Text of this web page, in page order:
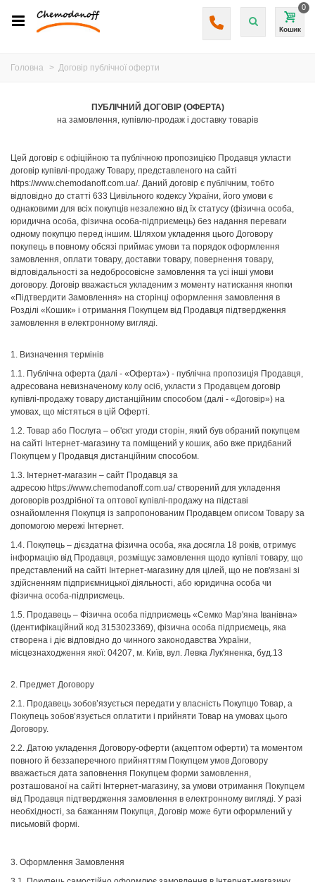
Кошик
0
Головна > Договір публічної оферти
ПУБЛІЧНИЙ ДОГОВІР (ОФЕРТА)
на замовлення, купівлю-продаж і доставку товарів
Цей договір є офіційною та публічною пропозицією Продавця укласти
договір купівлі-продажу Товару, представленого на сайті
https://www.chemodanoff.com.ua/. Даний договір є публічним, тобто
відповідно до статті 633 Цивільного кодексу України, його умови є
однаковими для всіх покупців незалежно від їх статусу (фізична особа,
юридична особа, фізична особа-підприємець) без надання переваги
одному покупцю перед іншим. Шляхом укладення цього Договору
покупець в повному обсязі приймає умови та порядок оформлення
замовлення, оплати товару, доставки товару, повернення товару,
відповідальності за недобросовісне замовлення та усі інші умови
договору. Договір вважається укладеним з моменту натискання кнопки
«Підтвердити Замовлення» на сторінці оформлення замовлення в
Розділі «Кошик» і отримання Покупцем від Продавця підтвердження
замовлення в електронному вигляді.
1. Визначення термінів
1.1. Публічна оферта (далі - «Оферта») - публічна пропозиція Продавця,
адресована невизначеному колу осіб, укласти з Продавцем договір
купівлі-продажу товару дистанційним способом (далі - «Договір») на
умовах, що містяться в цій Оферті.
1.2. Товар або Послуга – об'єкт угоди сторін, який був обраний покупцем
на сайті Інтернет-магазину та поміщений у кошик, або вже придбаний
Покупцем у Продавця дистанційним способом.
1.3. Інтернет-магазин – сайт Продавця за
адресою https://www.chemodanoff.com.ua/ створений для укладення
договорів роздрібної та оптової купівлі-продажу на підставі
ознайомлення Покупця із запропонованим Продавцем описом Товару за
допомогою мережі Інтернет.
1.4. Покупець – дієздатна фізична особа, яка досягла 18 років, отримує
інформацію від Продавця, розміщує замовлення щодо купівлі товару, що
представлений на сайті Інтернет-магазину для цілей, що не пов'язані зі
здійсненням підприємницької діяльності, або юридична особа чи
фізична особа-підприємець.
1.5. Продавець – Фізична особа підприємець «Семко Мар'яна Іванівна»
(ідентифікаційний код 3153023369), фізична особа підприємець, яка
створена і діє відповідно до чинного законодавства України,
місцезнаходження якої: 04207, м. Київ, вул. Левка Лук'яненка, буд.13
2. Предмет Договору
2.1. Продавець зобов’язується передати у власність Покупцю Товар, а
Покупець зобов’язується оплатити і прийняти Товар на умовах цього
Договору.
2.2. Датою укладення Договору-оферти (акцептом оферти) та моментом
повного й беззаперечного прийняттям Покупцем умов Договору
вважається дата заповнення Покупцем форми замовлення,
розташованої на сайті Інтернет-магазину, за умови отримання Покупцем
від Продавця підтвердження замовлення в електронному вигляді. У разі
необхідності, за бажанням Покупця, Договір може бути оформлений у
письмовій формі.
3. Оформлення Замовлення